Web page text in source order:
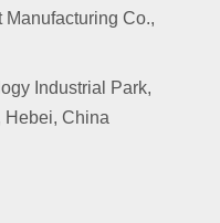
Co.,
Industrial Park,
Hebei, China